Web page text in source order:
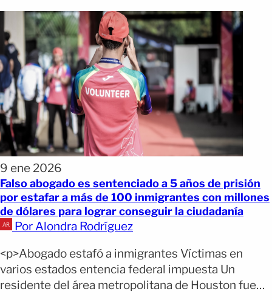
9 ene 2026
Falso abogado es sentenciado a 5 años de prisión
por estafar a más de 100 inmigrantes con millones
de dólares para lograr conseguir la ciudadanía
Por Alondra Rodríguez
<p>Abogado estafó a inmigrantes Víctimas en
varios estados entencia federal impuesta Un
residente del área metropolitana de Houston fue